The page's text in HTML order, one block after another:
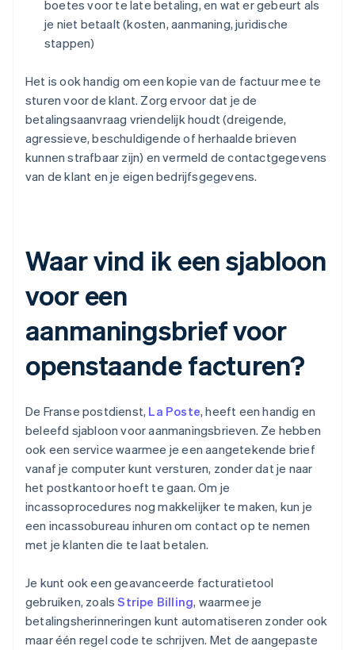
boetes voor te late betaling, en wat er gebeurt als
je niet betaalt (kosten, aanmaning, juridische
stappen)
Het is ook handig om een kopie van de factuur mee te
sturen voor de klant. Zorg ervoor dat je de
betalingsaanvraag vriendelijk houdt (dreigende,
agressieve, beschuldigende of herhaalde brieven
kunnen strafbaar zijn) en vermeld de contactgegevens
van de klant en je eigen bedrijfsgegevens.
Waar vind ik een sjabloon
voor een
aanmaningsbrief voor
openstaande facturen?
De Franse postdienst, La Poste, heeft een handig en
beleefd sjabloon voor aanmaningsbrieven. Ze hebben
ook een service waarmee je een aangetekende brief
vanaf je computer kunt versturen, zonder dat je naar
het postkantoor hoeft te gaan. Om je
incassoprocedures nog makkelijker te maken, kun je
een incassobureau inhuren om contact op te nemen
met je klanten die te laat betalen.
Je kunt ook een geavanceerde facturatietool
gebruiken, zoalsStripe Billing, waarmee je
betalingsherinneringen kunt automatiseren zonder ook
maar één regel code te schrijven. Met de aangepaste